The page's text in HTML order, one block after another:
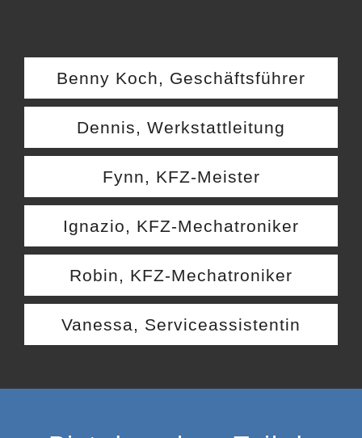
Benny Koch, Geschäftsführer
Dennis, Werkstattleitung
Fynn, KFZ-Meister
Ignazio, KFZ-Mechatroniker
Robin, KFZ-Mechatroniker
Vanessa, Serviceassistentin